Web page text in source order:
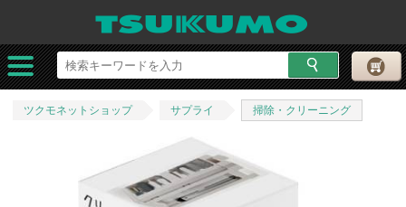
ツクモネットショップ サプライ 掃除・クリーニング